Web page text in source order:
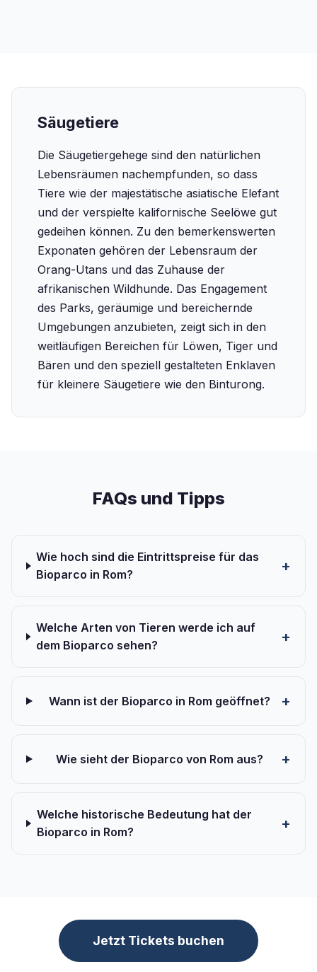
Säugetiere
Die Säugetiergehege sind den natürlichen
Lebensräumen nachempfunden, so dass
Tiere wie der majestätische asiatische Elefant
und der verspielte kalifornische Seelöwe gut
gedeihen können. Zu den bemerkenswerten
Exponaten gehören der Lebensraum der
Orang-Utans und das Zuhause der
afrikanischen Wildhunde. Das Engagement
des Parks, geräumige und bereichernde
Umgebungen anzubieten, zeigt sich in den
weitläufigen Bereichen für Löwen, Tiger und
Bären und den speziell gestalteten Enklaven
für kleinere Säugetiere wie den Binturong.
FAQs und Tipps
Wie hoch sind die Eintrittspreise für das
Bioparco in Rom?
Welche Arten von Tieren werde ich auf
dem Bioparco sehen?
Wann ist der Bioparco in Rom geöffnet?
Wie sieht der Bioparco von Rom aus?
Welche historische Bedeutung hat der
Bioparco in Rom?
Jetzt Tickets buchen